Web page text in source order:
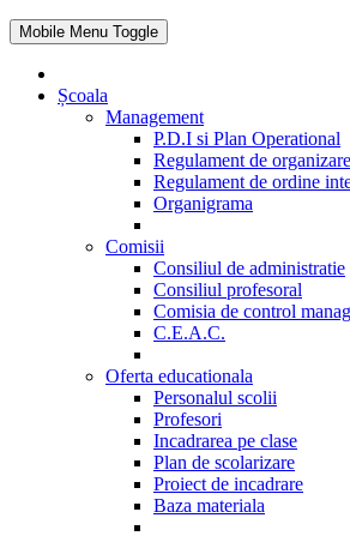
Mobile Menu Toggle
Școala
Management
P.D.I si Plan Operational
Regulament de
Regulament de ordine
Organigrama
Comisii
Consiliul de administratie
Consiliul profesoral
Comisia de control
C.E.A.C.
Oferta educationala
Personalul scolii
Profesori
Incadrarea pe clase
Plan de scolarizare
Proiect de incadrare
Baza materiala